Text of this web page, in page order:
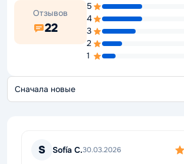
Отзывов
22
5
4
3
2
1
S Sofía C.30.03.2026